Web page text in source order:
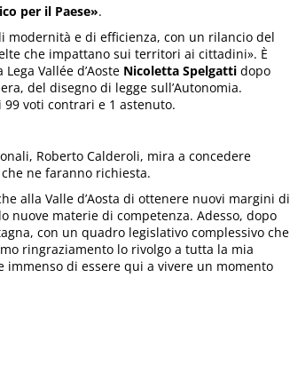
per il Paese».
modernità e di efficienza, con un rilancio del
che impattano sui territori ai cittadini». È
Vallée d’Aoste Nicoletta Spelgatti dopo
del disegno di legge sull’Autonomia.
voti contrari e 1 astenuto.
Roberto Calderoli, mira a concedere
ne faranno richiesta.
alla Valle d’Aosta di ottenere nuovi margini di
nuove materie di competenza. Adesso, dopo
con un quadro legislativo complessivo che
ringraziamento lo rivolgo a tutta la mia
immenso di essere qui a vivere un momento